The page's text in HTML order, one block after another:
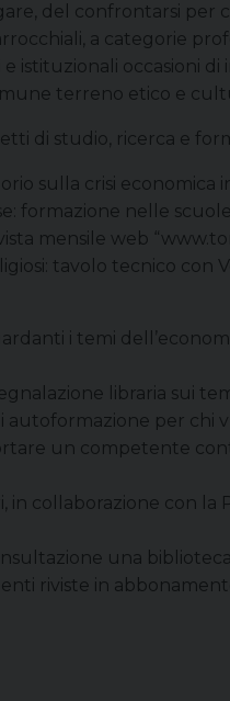
del confrontarsi per
a categorie
istituzionali occasioni
terreno etico e
di studio, ricerca e
sulla crisi economica
formazione nelle
mensile web
tavolo tecnico con
i temi
libraria sui
per chi
un competente
collaborazione con la
una
riviste in